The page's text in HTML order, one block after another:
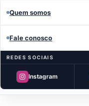
Quem somos
Fale conosco
REDES SOCIAIS
Instagram